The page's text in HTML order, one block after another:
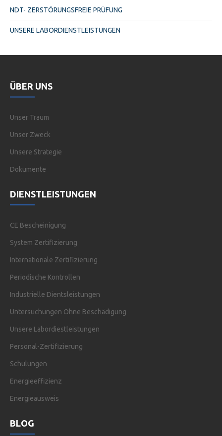
NDT- ZERSTÖRUNGSFREIE PRÜFUNG
UNSERE LABORDIENSTLEISTUNGEN
ÜBER UNS
Unser Traum
Unser Zweck
Unsere Strategie
Dokumente
DIENSTLEISTUNGEN
CE Bescheinigung
System Zertifizierung
Internationale Zertifizierung
Periodische Kontrollen
Industrielle Dientsleistungen
Untersuchungen Ohne Beschädigung
Unsere Labordiestleistungen
Personal-Zertifizierung
Schulungen
Energieeffizienz
Energieausweis
BLOG